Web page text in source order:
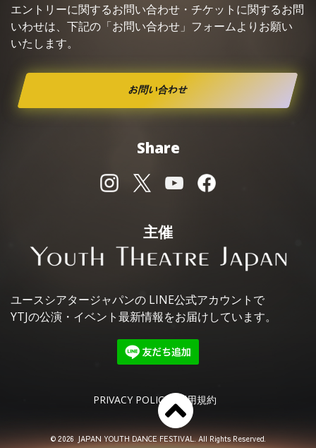
エントリーに関するお問い合わせ・ チケット に関するお問
いわせは、下記の「お問い合わせ」フォームよりお願い
いたします。
お問い合わせ
Share
主催
ユースシアタージャパンの LINE公式アカウントで
YTJの公演・イベント最新情報をお届けしています。
PRIVACY POLICY 利用規約
© 2026 JAPAN YOUTH DANCE FESTIVAL. All Rights Reserved.